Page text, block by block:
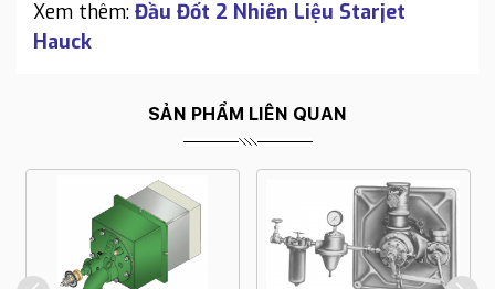
Xem thêm: Đầu Đốt 2 Nhiên Liệu Starjet
Hauck
SẢN PHẨM LIÊN QUAN